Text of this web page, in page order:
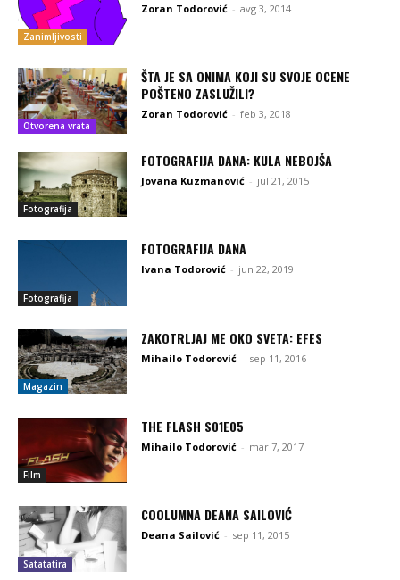
Zanimljivosti
Zoran Todorović - avg 3, 2014
Otvorena vrata
ŠTA JE SA ONIMA KOJI SU SVOJE OCENE
POŠTENO ZASLUŽILI?
Zoran Todorović - feb 3, 2018
Fotografija
FOTOGRAFIJA DANA: KULA NEBOJŠA
Jovana Kuzmanović - jul 21, 2015
Fotografija
FOTOGRAFIJA DANA
Ivana Todorović - jun 22, 2019
Magazin
ZAKOTRLJAJ ME OKO SVETA: EFES
Mihailo Todorović - sep 11, 2016
Film
THE FLASH S01E05
Mihailo Todorović - mar 7, 2017
Satatatira
COOLUMNA DEANA SAILOVIĆ
Deana Sailović - sep 11, 2015